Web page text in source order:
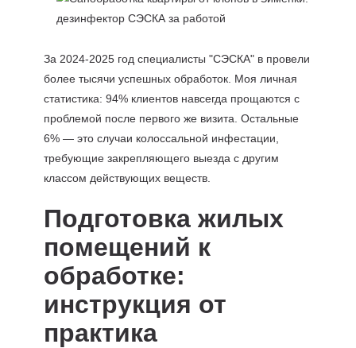
За 2024-2025 год специалисты "СЭСКА" в провели
более тысячи успешных обработок. Моя личная
статистика: 94% клиентов навсегда прощаются с
проблемой после первого же визита. Остальные
6% — это случаи колоссальной инфестации,
требующие закрепляющего выезда с другим
классом действующих веществ.
Подготовка жилых
помещений к
обработке:
инструкция от
практика